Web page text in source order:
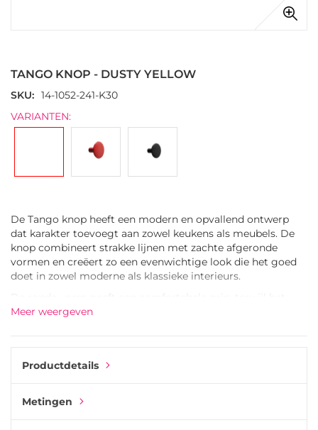
begin
van
afbeeldingen-
TANGO KNOP - DUSTY YELLOW
SKU
14-1052-241-K30
VARIANTEN:
De Tango knop heeft een modern en opvallend ontwerp
dat karakter toevoegt aan zowel keukens als meubels. De
knop combineert strakke lijnen met zachte afgeronde
vormen en creëert zo een evenwichtige look die het goed
doet in zowel moderne als klassieke interieurs.
oppervlak een gladde en elegante afwerking creëert. De
De knop is gemaakt van zinklegering, waardoor hij stevig
Tango is een stijlvolle keuze voor iedereen die een modern
Meer weergeven
Productdetails
Metingen